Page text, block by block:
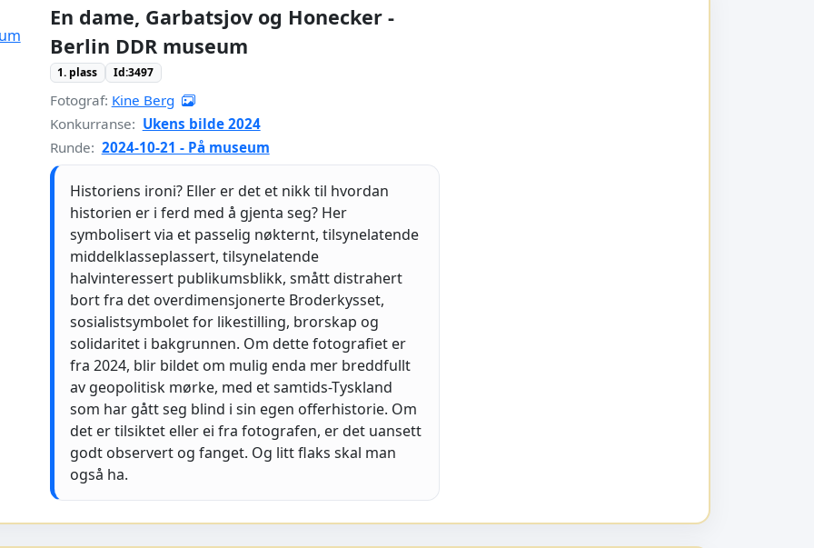
En dame, Garbatsjov og Honecker -
Berlin DDR museum
1. plass Id:3497
Fotograf: Kine Berg
Konkurranse: Ukens bilde 2024
Runde: 2024-10-21 - På museum
Historiens ironi? Eller er det et nikk til hvordan
historien er i ferd med å gjenta seg? Her
symbolisert via et passelig nøkternt, tilsynelatende
middelklasseplassert, tilsynelatende
halvinteressert publikumsblikk, smått distrahert
bort fra det overdimensjonerte Broderkysset,
sosialistsymbolet for likestilling, brorskap og
solidaritet i bakgrunnen. Om dette fotografiet er
fra 2024, blir bildet om mulig enda mer breddfullt
av geopolitisk mørke, med et samtids-Tyskland
som har gått seg blind i sin egen offerhistorie. Om
det er tilsiktet eller ei fra fotografen, er det uansett
godt observert og fanget. Og litt flaks skal man
også ha.